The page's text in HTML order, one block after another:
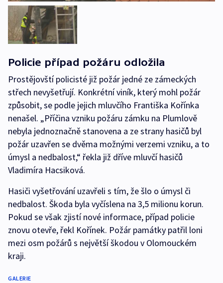
Policie případ požáru odložila
Prostějovští policisté již požár jedné ze zámeckých
střech nevyšetřují. Konkrétní viník, který mohl požár
způsobit, se podle jejich mluvčího Františka Kořínka
nenašel. „Příčina vzniku požáru zámku na Plumlově
nebyla jednoznačně stanovena a ze strany hasičů byl
požár uzavřen se dvěma možnými verzemi vzniku, a to
úmysl a nedbalost,“ řekla již dříve mluvčí hasičů
Vladimíra Hacsiková.
Hasiči vyšetřování uzavřeli s tím, že šlo o úmysl či
nedbalost. Škoda byla vyčíslena na 3,5 milionu korun.
Pokud se však zjistí nové informace, případ policie
znovu otevře, řekl Kořínek. Požár památky patřil loni
mezi osm požárů s největší škodou v Olomouckém
kraji.
GALERIE